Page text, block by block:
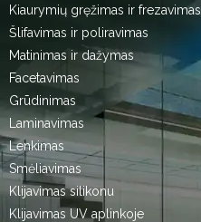
Kiaurymių gręžimas ir frezavimas
Šlifavimas ir poliravimas
Matinimas ir dažymas
Facetavimas
Grūdinimas
Laminavimas
Lenkimas
Smėliavimas
Klijavimas silikonu
Klijavimas UV aplinkoje